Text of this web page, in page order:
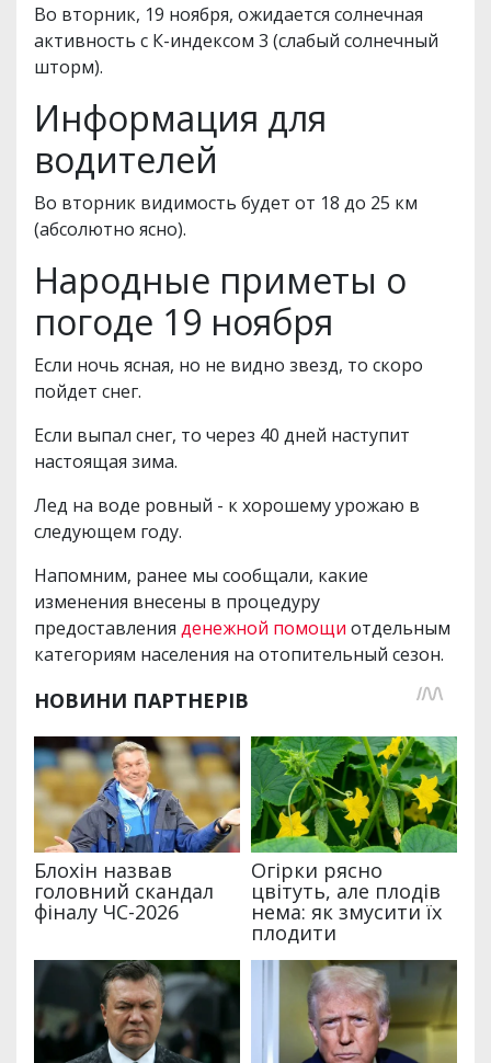
Во вторник, 19 ноября, ожидается солнечная
активность с К-индексом 3 (слабый солнечный
шторм).
Информация для
водителей
Во вторник видимость будет от 18 до 25 км
(абсолютно ясно).
Народные приметы о
погоде 19 ноября
Если ночь ясная, но не видно звезд, то скоро
пойдет снег.
Если выпал снег, то через 40 дней наступит
настоящая зима.
Лед на воде ровный - к хорошему урожаю в
следующем году.
Напомним, ранее мы сообщали, какие
изменения внесены в процедуру
предоставления денежной помощи отдельным
категориям населения на отопительный сезон.